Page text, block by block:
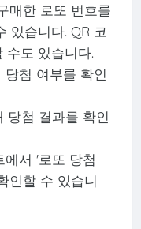
매한 로또 번호를
있습니다. QR 코
수도 있습니다.
당첨 여부를 확인
당첨 결과를 확인
에서 '로또 당첨
인할 수 있습니